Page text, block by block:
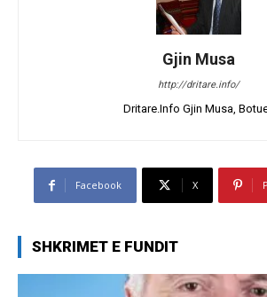
Gjin Musa
http://dritare.info/
Dritare.Info Gjin Musa,
Facebook X
SHKRIMET E FUNDIT